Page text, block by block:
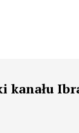
kanału